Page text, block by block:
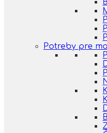
Potreby pre